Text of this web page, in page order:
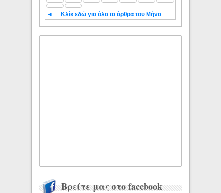
◄ Κλίκ εδώ για όλα τα άρθρα του Μήνα
Βρείτε μας στο facebook